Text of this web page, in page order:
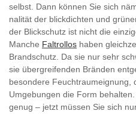
selbst. Dann können Sie sich
nalität der blickdichten und
der Blickschutz ist nicht die
Manche Faltrollos haben
Brandschutz. Da sie nur sehr
sie übergreifenden Bränden
besondere Feuchtraumeignung,
Umgebungen die Form
genug – jetzt müssen Sie sich